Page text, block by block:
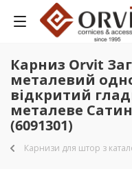
Карниз Orvit
металевий
відкритий
металеве
(6091301)
Карнизи для штор з